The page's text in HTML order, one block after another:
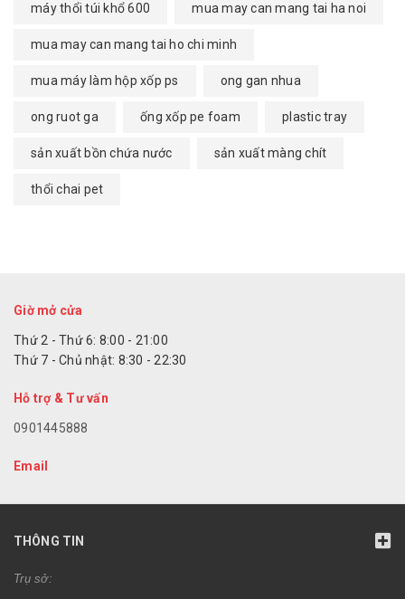
máy thổi túi khổ 600 mua may can mang tai ha noi
mua may can mang tai ho chi minh
mua máy làm hộp xốp ps ong gan nhua
ong ruot ga ống xốp pe foam plastic tray
sản xuất bồn chứa nước sản xuất màng chít
thổi chai pet
Giờ mở cửa
Thứ 2 - Thứ 6: 8:00 - 21:00
Thứ 7 - Chủ nhật: 8:30 - 22:30
Hỗ trợ & Tư vấn
0901445888
Email
THÔNG TIN
Trụ sở: